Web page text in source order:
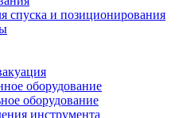
спуска и позиционирования
оборудование
оборудование
инструмента